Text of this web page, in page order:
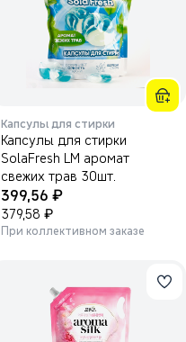
Капсулы для стирки
Капсулы для стирки
SolaFresh LM аромат
свежих трав 30шт.
399,56 ₽
379,58 ₽
При коллективном заказе